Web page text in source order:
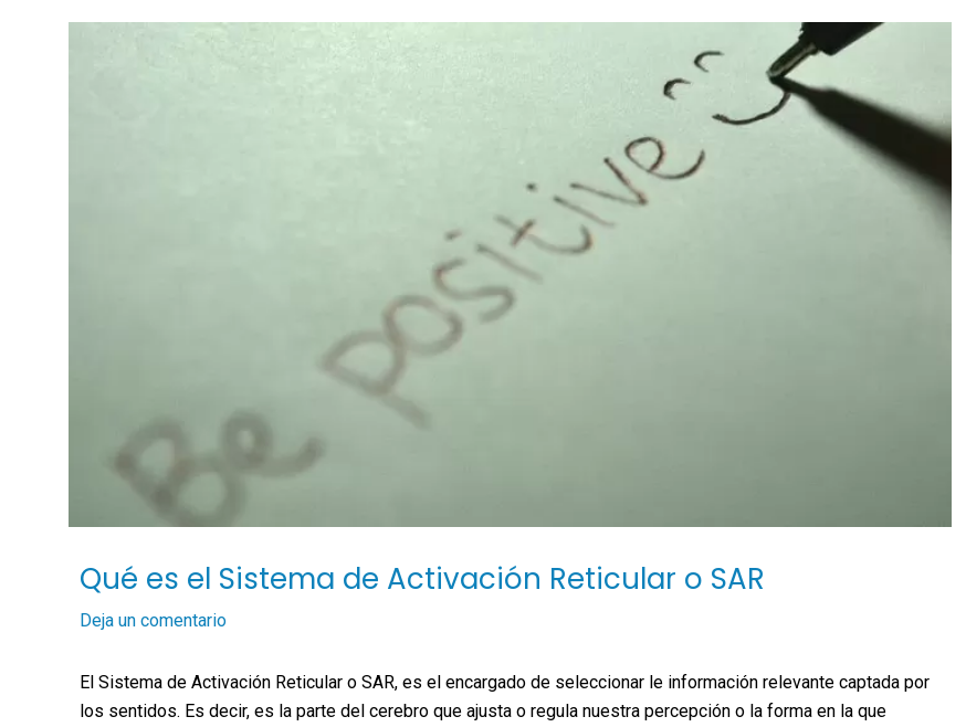
Qué es el Sistema de Activación Reticular o SAR
Deja un comentario
El Sistema de Activación Reticular o SAR, es el encargado de seleccionar le información relevante captada por
los sentidos. Es decir, es la parte del cerebro que ajusta o regula nuestra percepción o la forma en la que